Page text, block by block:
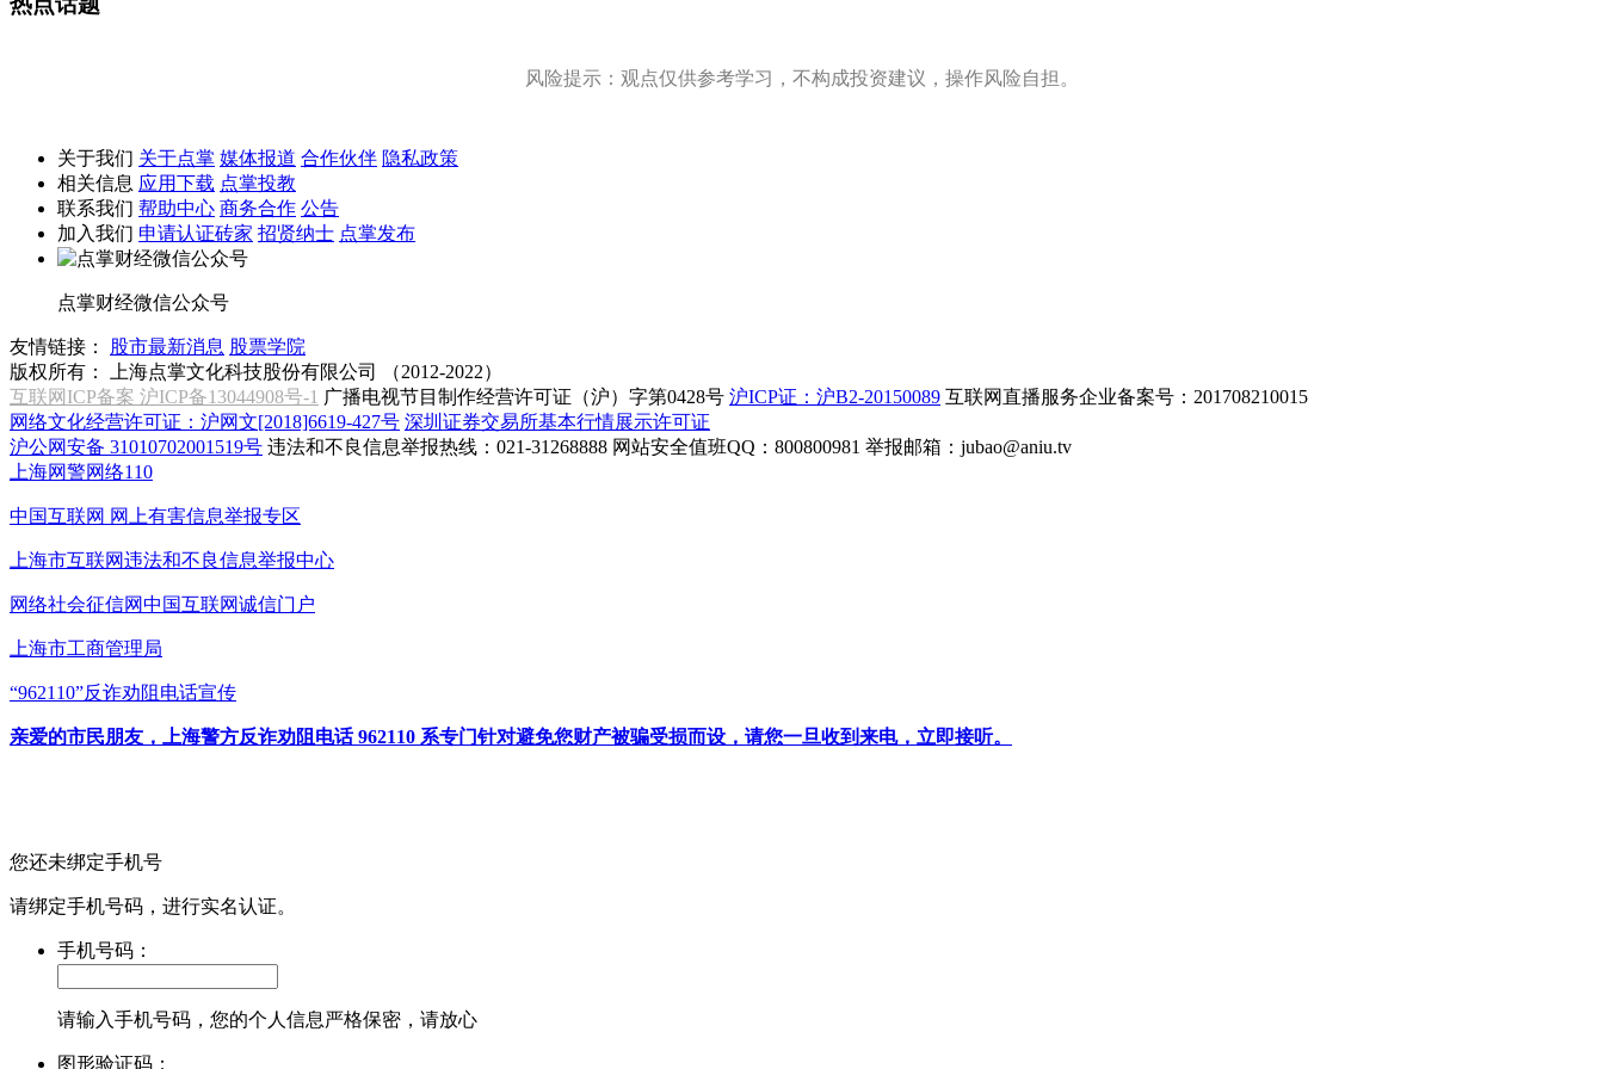
风险提示：观点仅供参考学习，不构成投资建议，操作风险自担。
关于我们 关于点掌 媒体报道 合作伙伴 隐私政策
相关信息 应用下载 点掌投教
联系我们 帮助中心 商务合作 公告
加入我们 申请认证砖家 招贤纳士 点掌发布
点掌财经微信公众号
友情链接： 股市最新消息 股票学院
版权所有：
上海点掌文化科技股份有限公司 （2012-2022）
互联网ICP备案 沪ICP备13044908号-1 广播电视节目制作经营许可证（沪）字第0428号 沪ICP证：沪B2-20150089 互联网直播服务企业备案号：201708210015
网络文化经营许可证：沪网文[2018]6619-427号 深圳证券交易所基本行情展示许可证
沪公网安备 31010702001519号 违法和不良信息举报热线：021-31268888 网站安全值班QQ：800800981 举报邮箱： jubao@aniu.tv
上海网警网络110
中国互联网 网上有害信息举报专区
上海市互联网违法和不良信息举报中心
网络社会征信网中国互联网诚信门户
上海市工商管理局
“962110”反诈劝阻电话宣传
亲爱的市民朋友，上海警方反诈劝阻电话 962110 系专门针对避免您财产被骗受损而设，请您一旦收到来电，立即接听。
您还未绑定手机号
请绑定手机号码，进行实名认证。
手机号码：
请输入手机号码，您的个人信息严格保密，请放心
图形验证码：